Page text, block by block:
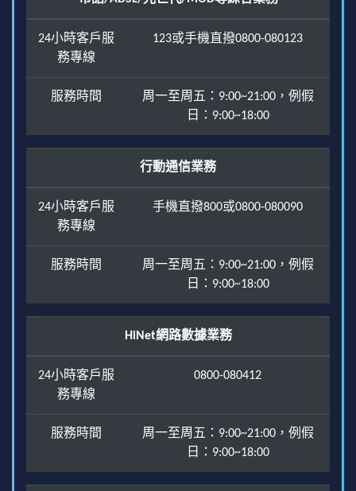
24小時客戶服
務專線
123或手機直撥0800-080123
服務時間
周一至周五：9:00~21:00，例假
日：9:00~18:00
行動通信業務
24小時客戶服
務專線
手機直撥800或0800-080090
服務時間
周一至周五：9:00~21:00，例假
日：9:00~18:00
HiNet網路數據業務
24小時客戶服
務專線
0800-080412
服務時間
周一至周五：9:00~21:00，例假
日：9:00~18:00